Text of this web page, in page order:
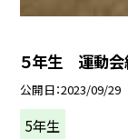
５年生 運動会
公開日 2023/09/29
5年生